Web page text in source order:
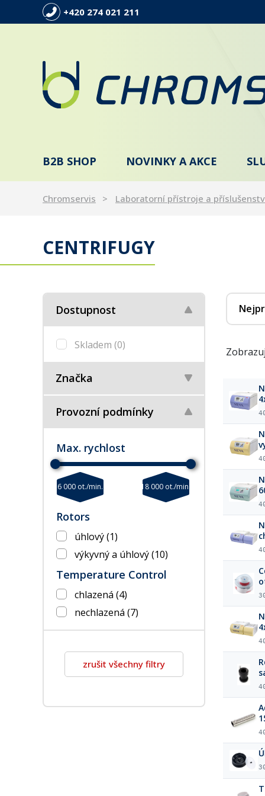
+420 274 021 211
B2B SHOP NOVINKY A AKCE
Chromservis Laboratorní přístroje a
CENTRIFUGY
Dostupnost
Skladem (0)
Značka
Provozní podmínky
Max. rychlost
6 000 ot./min. 18 000 ot./min.
Rotors
úhlový(1)
výkyvný a úhlový(10)
Temperature Control
chlazená (4)
nechlazená (7)
zrušit všechny filtry